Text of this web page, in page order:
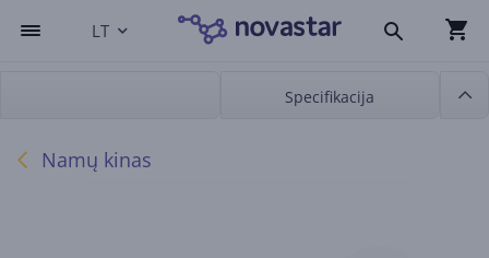
LT
Specifikacija
Namų kinas